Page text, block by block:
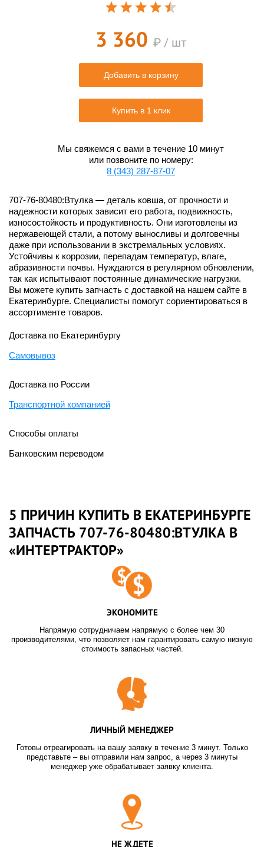
3 360 ₽ / шт
Добавить в корзину
Купить в 1 клик
Мы свяжемся с вами в течение 10 минут
или позвоните по номеру:
8 (343) 287-87-07
707-76-80480:Втулка — деталь ковша, от прочности и
надежности которых зависит его работа, подвижность,
износостойкость и продуктивность. Они изготовлены из
нержавеющей стали, а потому выносливы и долговечны
даже при использовании в экстремальных условиях.
Устойчивы к коррозии, перепадам температур, влаге,
абразивности почвы. Нуждаются в регулярном обновлении,
так как испытывают постоянные динамические нагрузки.
Вы можете купить запчасть с доставкой на нашем сайте в
Екатеринбурге. Специалисты помогут сориентироваться в
ассортименте товаров.
Доставка по Екатеринбургу
Самовывоз
Доставка по России
Транспортной компанией
Способы оплаты
Банковским переводом
5 ПРИЧИН КУПИТЬ В ЕКАТЕРИНБУРГЕ
ЗАПЧАСТЬ 707-76-80480:ВТУЛКА В
«ИНТЕРТРАКТОР»
ЭКОНОМИТЕ
Напрямую сотрудничаем напрямую с более чем 30
производителями, что позволяет нам гарантировать самую низкую
стоимость запасных частей.
ЛИЧНЫЙ МЕНЕДЖЕР
Готовы отреагировать на вашу заявку в течение 3 минут. Только
представьте – вы отправили нам запрос, а через 3 минуты
менеджер уже обрабатывает заявку клиента.
НЕ ЖДЕТЕ